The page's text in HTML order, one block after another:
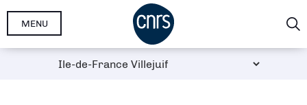
Aller
MENU